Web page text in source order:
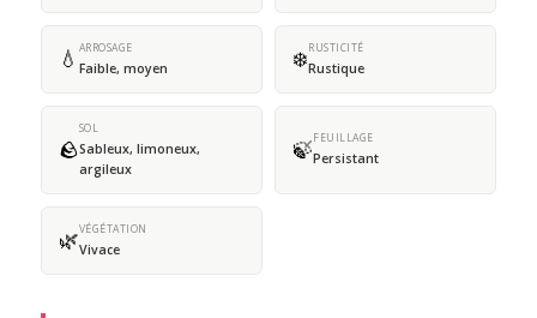
💧 ARROSAGE
Faible, moyen ❄️RUSTICITÉ
Rustique
🪨
SOL
Sableux, limoneux,
argileux
🍃FEUILLAGE
Persistant
🌿VÉGÉTATION
Vivace